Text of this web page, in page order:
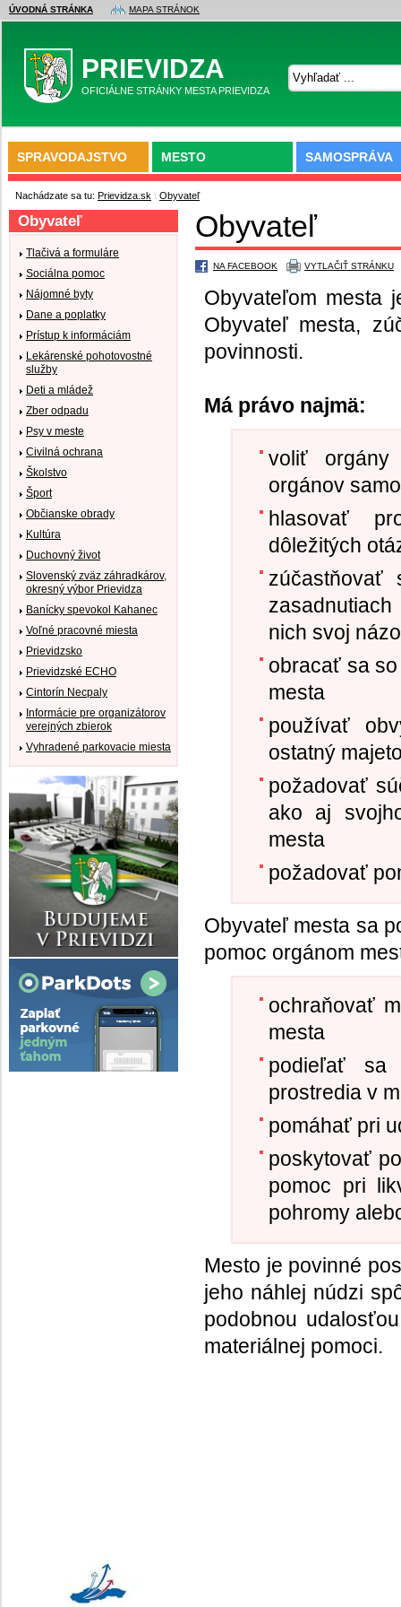
ÚVODNÁ STRÁNKA MAPA STRÁNOK
PRIEVIDZA
OFICIÁLNE STRÁNKY MESTA PRIEVIDZA
SPRAVODAJSTVO MESTO SAMOSPRÁVA
Nachádzate sa tu: Prievidza.sk \ Obyvateľ
Obyvateľ
NA FACEBOOK VYTLAČIŤ STRÁNKU
Obyvateľom mesta
Obyvateľ mesta,
povinnosti.
Má právo najmä:
voliť
orgánov
hlasovať
dôležitých
zúčastňovať
nich svoj
obracať sa
mesta
používať
ostatný
požadovať
ako aj
mesta
požadovať
Obyvateľ mesta sa
pomoc orgánom
ochraňovať
mesta
podieľať sa
prostredia v
pomáhať pri
poskytovať
pomoc pri
pohromy
Mesto je povinné
jeho náhlej núdzi
podobnou
materiálnej pomoci.
Obyvateľ
Tlačivá a formuláre
Sociálna pomoc
Nájomné byty
Dane a poplatky
Prístup k informáciám
Lekárenské pohotovostné
služby
Deti a mládež
Zber odpadu
Psy v meste
Civilná ochrana
Školstvo
Šport
Občianske obrady
Kultúra
Duchovný život
Slovenský zväz záhradkárov,
okresný výbor Prievidza
Banícky spevokol Kahanec
Voľné pracovné miesta
Prievidzsko
Prievidzské ECHO
Cintorín Necpaly
Informácie pre organizátorov
verejných zbierok
Vyhradené parkovacie miesta